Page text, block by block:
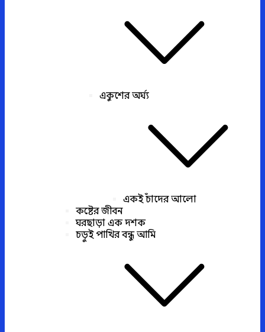
একুশের অর্ঘ্য
একই চাঁদের আলো
কষ্টের জীবন
ঘরছাড়া এক দশক
চড়ুই পাখির বন্ধু আমি